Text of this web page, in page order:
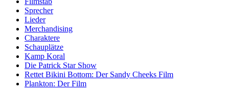
Sprecher
Lieder
Merchandising
Charaktere
Schauplätze
Kamp Koral
Die Patrick Star Show
Rettet Bikini Bottom: Der Sandy Cheeks Film
Plankton: Der Film